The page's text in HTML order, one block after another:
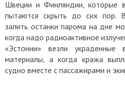
Швеции и Финляндии, которые
пытаются скрыть до сих пор.
залить останки парома на дне
когда надо радиоактивное
«Эстонии» везли украденные
материалы, а когда кража
судно вместе с пассажирами и